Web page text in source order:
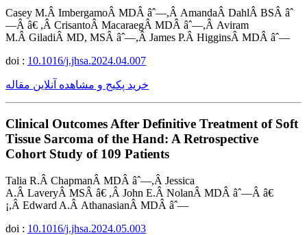
Casey M.Â ImbergamoÂ MDÂ âˆ—,Â AmandaÂ DahlÂ BSÂ âˆ
—Â â€ ,Â CrisantoÂ MacaraegÂ MDÂ âˆ—,Â Aviram
M.Â GiladiÂ MD, MSÂ âˆ—,Â James P.Â HigginsÂ MDÂ âˆ—
doi : 10.1016/j.jhsa.2024.04.007
خرید پکیج و مشاهده آنلاین مقاله
Clinical Outcomes After Definitive Treatment of Soft
Tissue Sarcoma of the Hand: A Retrospective
Cohort Study of 109 Patients
Talia R.Â ChapmanÂ MDÂ âˆ—,Â Jessica
A.Â LaveryÂ MSÂ â€ ,Â John E.Â NolanÂ MDÂ âˆ—Â â€
¡,Â Edward A.Â AthanasianÂ MDÂ âˆ—
doi : 10.1016/j.jhsa.2024.05.003